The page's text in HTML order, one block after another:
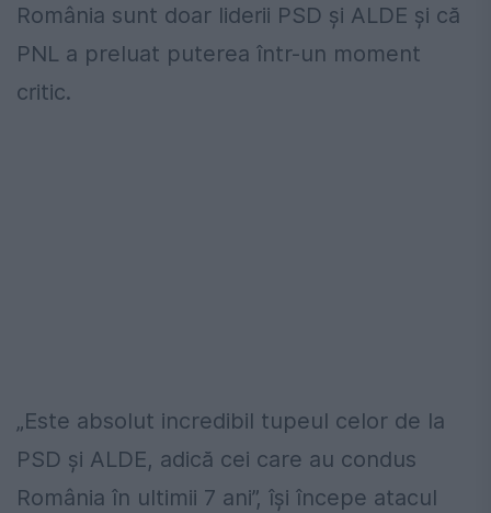
România sunt doar liderii PSD și ALDE și că
PNL a preluat puterea într-un moment
critic.
„Este absolut incredibil tupeul celor de la
PSD şi ALDE, adică cei care au condus
România în ultimii 7 ani”, își începe atacul